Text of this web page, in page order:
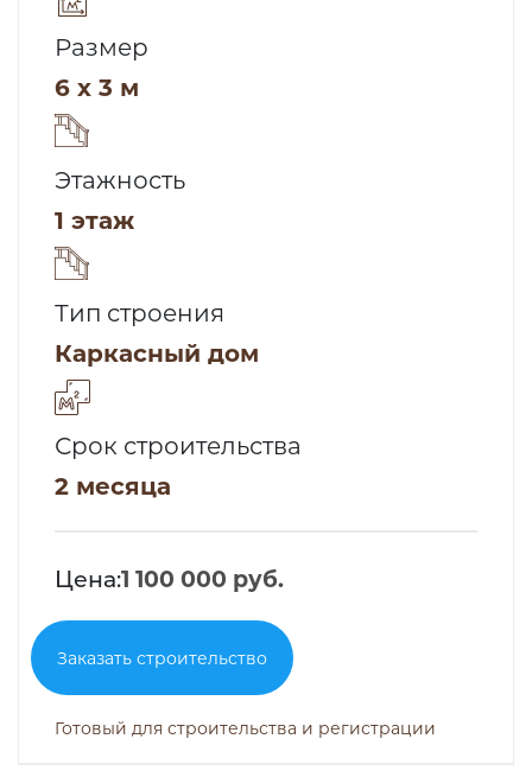
Размер
6 x 3 м
Этажность
1 этаж
Тип строения
Каркасный дом
Срок строительства
2 месяца
Цена:1 100 000 руб.
Заказать строительство
Готовый для строительства и регистрации